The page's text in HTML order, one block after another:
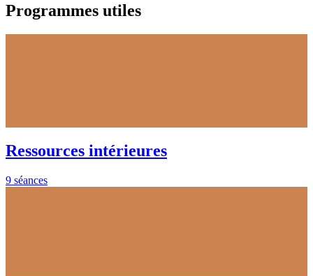
Programmes utiles
Ressources intérieures
9 séances